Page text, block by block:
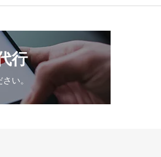
行
い。